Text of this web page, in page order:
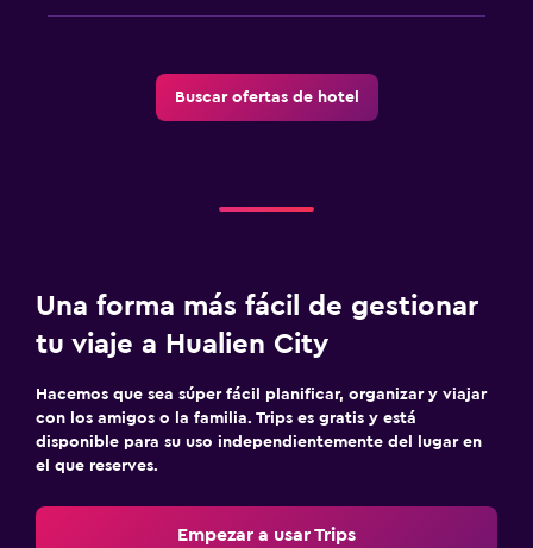
Buscar ofertas de hotel
Una forma más fácil de gestionar
tu viaje a Hualien City
Hacemos que sea súper fácil planificar, organizar y viajar
con los amigos o la familia. Trips es gratis y está
disponible para su uso independientemente del lugar en
el que reserves.
Empezar a usar Trips